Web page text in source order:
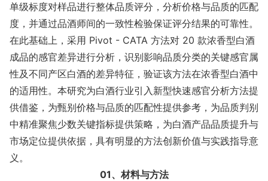
单级标度对样品进行整体品质评分，分析价格与品质的匹配
度，并通过品酒师间的一致性检验保证评分结果的可靠性。
在此基础上，采用 Pivot - CATA 方法对 20 款浓香型白酒
成品的感官差异进行分析，识别影响品质分类的关键感官属
性及不同产区白酒的差异特征，验证该方法在浓香型白酒中
的适用性。本研究为白酒行业引入新型快速感官分析方法提
供借鉴，为甄别价格与品质的匹配性提供参考，为品质判别
中精准聚焦少数关键指标提供策略，为白酒产品品质提升与
市场定位提供依据，具有明显的方法创新价值与实践指导意
义。
01、材料与方法